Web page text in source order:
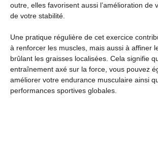
outre, elles favorisent aussi l’amélioration de
de votre stabilité.
Une pratique régulière de cet exercice
à renforcer les muscles, mais aussi à affiner
brûlant les graisses localisées. Cela signifie
entraînement axé sur la force, vous pouvez
améliorer votre endurance musculaire ainsi
performances sportives globales.